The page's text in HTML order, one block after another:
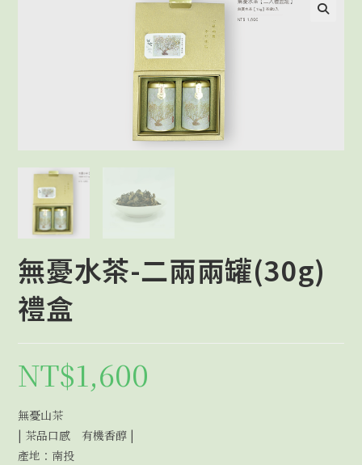
無憂水茶-二兩兩罐(30g)
禮盒
NT$1,600
無憂山茶
| 茶品口感 有機香醇 |
產地：南投